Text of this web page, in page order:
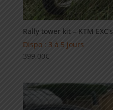
Rally tower kit – KTM EXC’s
Dispo : 3 à 5 jours
399,00€